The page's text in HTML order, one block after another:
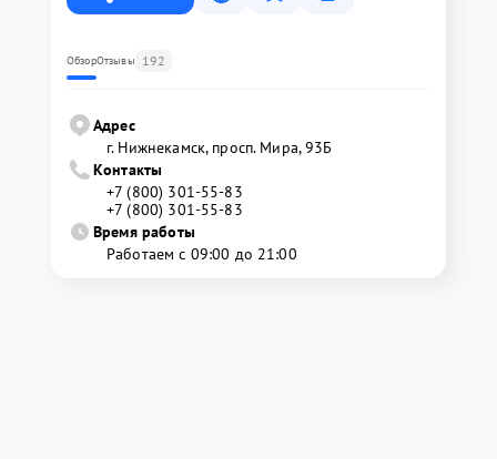
ОбзорОтзывы 192
Адрес
г. Нижнекамск, просп. Мира, 93Б
Контакты
+7 (800) 301-55-83
+7 (800) 301-55-83
Время работы
Работаем с 09:00 до 21:00